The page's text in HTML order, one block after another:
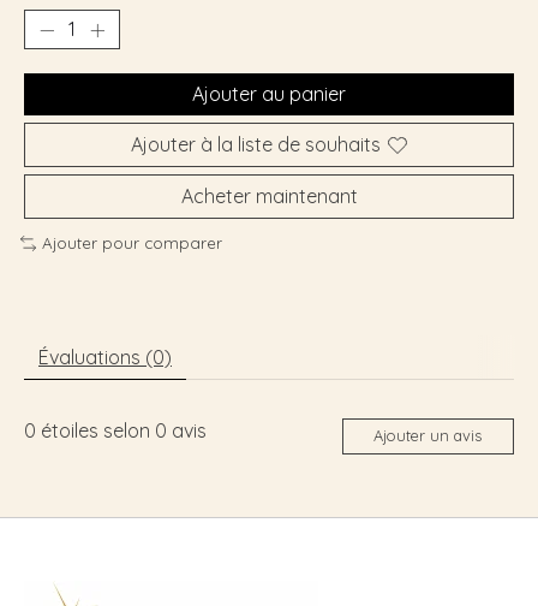
Ajouter au panier
Ajouter à la liste de souhaits
Acheter maintenant
Ajouter pour comparer
Évaluations (0)
0 étoiles selon 0 avis Ajouter un avis